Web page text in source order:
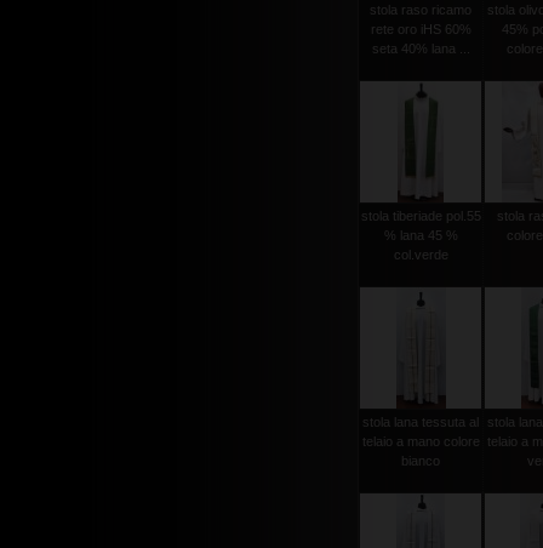
stola raso ricamo
rete oro iHS 60%
seta 40% lana ...
stola
45%
stola tiberiade pol.55
% lana 45 %
col.verde
stola
stola lana tessuta al
telaio a mano colore
bianco
stola
telaio a